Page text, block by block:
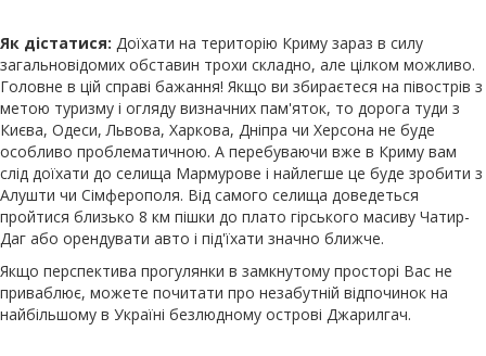
Як дістатися: Доїхати на територію Криму зараз в силу
загальновідомих обставин трохи складно, але цілком можливо.
Головне в цій справі бажання! Якщо ви збираєтеся на півострів з
метою туризму і огляду визначних пам'яток, то дорога туди з
Києва, Одеси, Львова, Харкова, Дніпра чи Херсона не буде
особливо проблематичною. А перебуваючи вже в Криму вам
слід доїхати до селища Мармурове і найлегше це буде зробити з
Алушти чи Сімферополя. Від самого селища доведеться
пройтися близько 8 км пішки до плато гірського масиву Чатир-
Даг або орендувати авто і під'їхати значно ближче.
Якщо перспектива прогулянки в замкнутому просторі Вас не
приваблює, можете почитати про незабутній відпочинок на
найбільшому в Україні безлюдному острові Джарилгач.